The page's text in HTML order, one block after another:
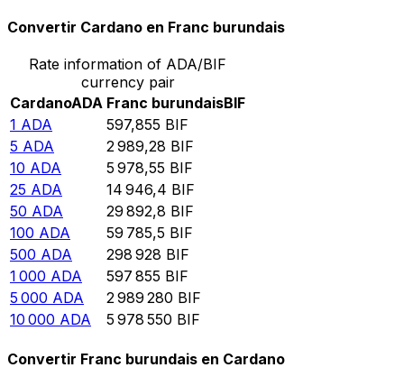
Convertir Cardano en Franc burundais
Rate information of ADA/BIF
currency pair
CardanoADA Franc burundaisBIF
1 ADA 597,855 BIF
5 ADA 2 989,28 BIF
10 ADA 5 978,55 BIF
25 ADA 14 946,4 BIF
50 ADA 29 892,8 BIF
100 ADA 59 785,5 BIF
500 ADA 298 928 BIF
1 000 ADA 597 855 BIF
5 000 ADA 2 989 280 BIF
10 000 ADA 5 978 550 BIF
Convertir Franc burundais en Cardano